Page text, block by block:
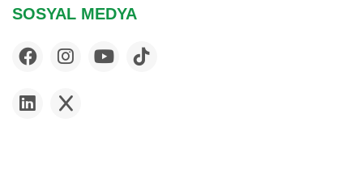
SOSYAL MEDYA